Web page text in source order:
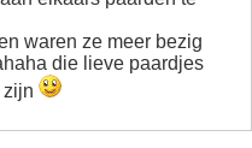
waren ze meer bezig
die lieve paardjes
zijn